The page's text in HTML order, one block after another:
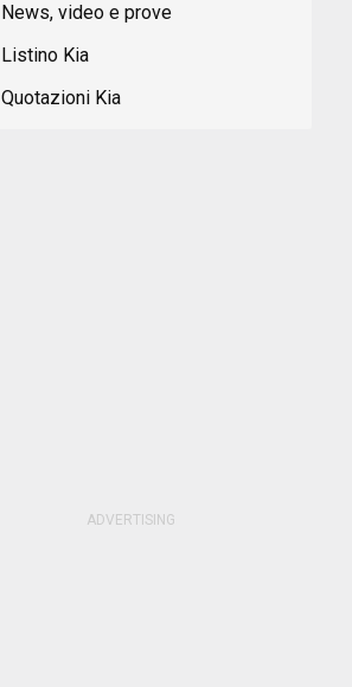
News, video e prove
Listino Kia
Quotazioni Kia